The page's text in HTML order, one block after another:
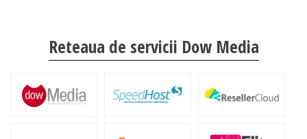
Reteaua de servicii Dow Media